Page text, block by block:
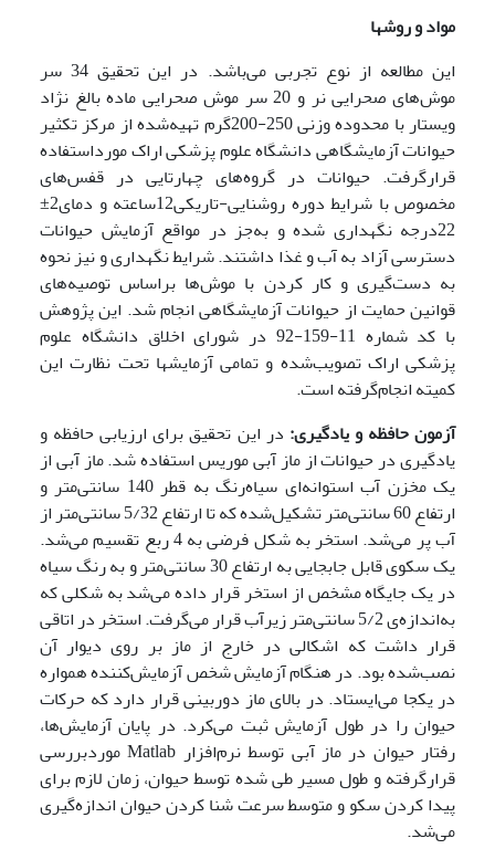
مواد و روشها
این مطالعه از نوع تجربی می‌باشد. در این تحقیق 34 سر
موش‌های صحرایی نر و 20 سر موش صحرایی ماده بالغ نژاد
ویستار با محدوده وزنی 250-200گرم تهیه‌شده از مرکز تکثیر
حیوانات آزمایشگاهی دانشگاه علوم پزشکی اراک مورداستفاده
قرارگرفت. حیوانات در گروه‌های چهارتایی در قفس‌های
مخصوص با شرایط دوره روشنایی-تاریکی12ساعته و دمای2±
22درجه نگهداری شده و به‌جز در مواقع آزمایش حیوانات
دسترسی آزاد به آب و غذا داشتند. شرایط نگهداری و نیز نحوه
به دست‌گیری و کار کردن با موش‌ها براساس توصیه‌های
قوانین حمایت از حیوانات آزمایشگاهی انجام شد. این پژوهش
با کد شماره 11-159-92 در شورای اخلاق دانشگاه علوم
پزشکی اراک تصویب‌شده و تمامی آزمایشها تحت نظارت این
کمیته انجام‌گرفته است.
آزمون حافظه و یادگیری: در این تحقیق برای ارزیابی حافظه و
یادگیری در حیوانات از ماز آبی موریس استفاده شد. ماز آبی از
یک مخزن آب استوانه‌ای سیاه‌رنگ به قطر 140 سانتی‌متر و
ارتفاع 60 سانتی‌متر تشکیل‌شده که تا ارتفاع 5/32 سانتی‌متر از
آب پر می‌شد. استخر به شکل فرضی به 4 ربع تقسیم می‌شد.
یک سکوی قابل جابجایی به ارتفاع 30 سانتی‌متر و به رنگ سیاه
در یک جایگاه مشخص از استخر قرار داده می‌شد به شکلی که
به‌اندازه‌ی 5/2 سانتی‌متر زیرآب قرار می‌گرفت. استخر در اتاقی
قرار داشت که اشکالی در خارج از ماز بر روی دیوار آن
نصب‌شده بود. در هنگام آزمایش شخص آزمایش‌کننده همواره
در یکجا می‌ایستاد. در بالای ماز دوربینی قرار دارد که حرکات
حیوان را در طول آزمایش ثبت می‌کرد. در پایان آزمایش‌ها،
رفتار حیوان در ماز آبی توسط نرم‌افزار Matlab موردبررسی
قرارگرفته و طول مسیر طی شده توسط حیوان، زمان لازم برای
پیدا کردن سکو و متوسط سرعت شنا کردن حیوان اندازه‌گیری
می‌شد.